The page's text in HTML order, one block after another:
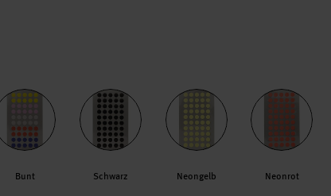
Bunt Schwarz Neongelb Neonrot